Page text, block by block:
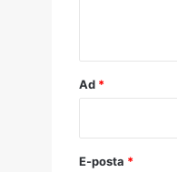
Ad *
E-posta *